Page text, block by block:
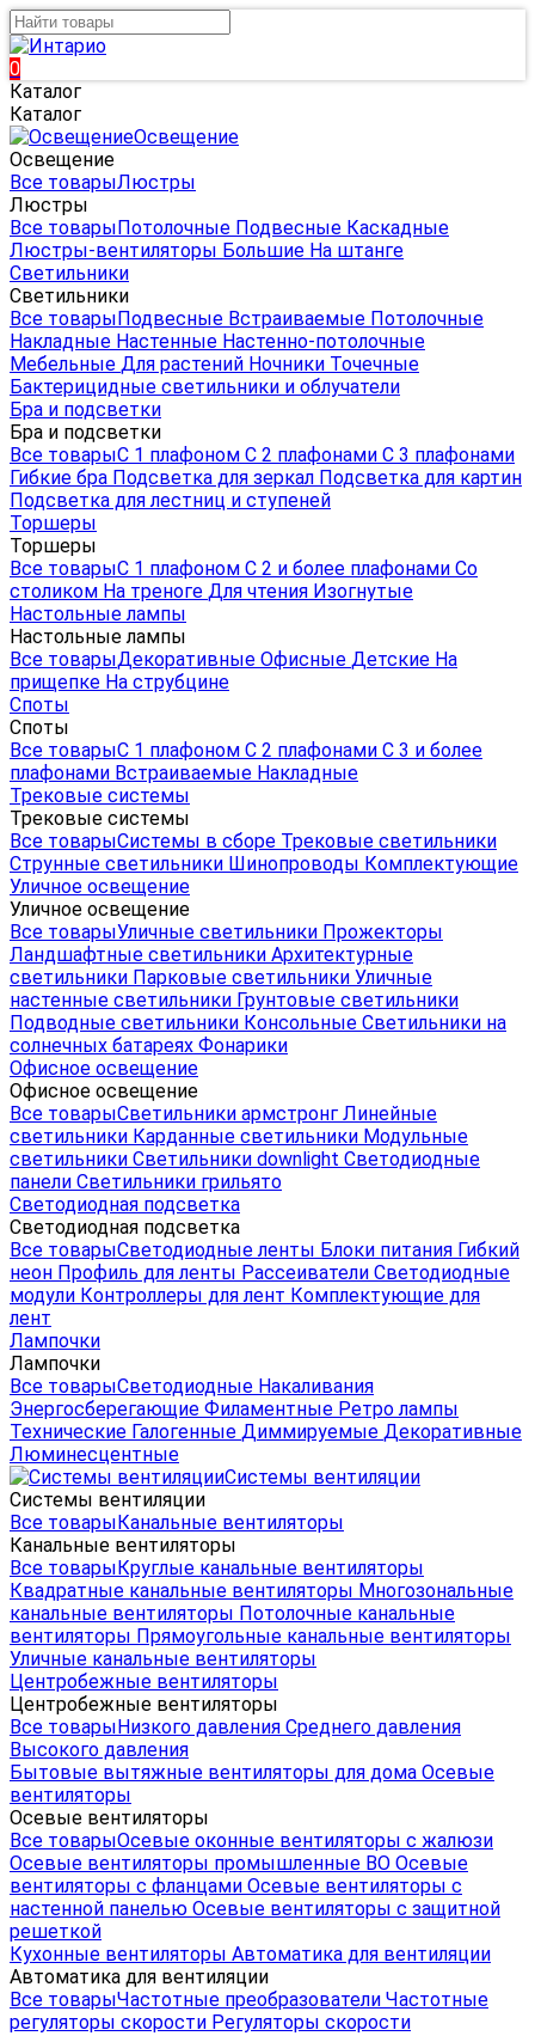
0
Каталог
Каталог
Освещение
Освещение
Все товарыЛюстры
Люстры
Все товарыПотолочные Подвесные Каскадные
Люстры-вентиляторы Большие На штанге
Светильники
Светильники
Все товарыПодвесные Встраиваемые Потолочные
Накладные Настенные Настенно-потолочные
Мебельные Для растений Ночники Точечные
Бактерицидные светильники и облучатели
Бра и подсветки
Бра и подсветки
Все товарыС 1 плафоном С 2 плафонами С 3 плафонами
Гибкие бра Подсветка для зеркал Подсветка для картин
Подсветка для лестниц и ступеней
Торшеры
Торшеры
Все товарыС 1 плафоном С 2 и более плафонами Со
столиком На треноге Для чтения Изогнутые
Настольные лампы
Настольные лампы
Все товарыДекоративные Офисные Детские На
прищепке На струбцине
Споты
Споты
Все товарыС 1 плафоном С 2 плафонами С 3 и более
плафонами Встраиваемые Накладные
Трековые системы
Трековые системы
Все товарыСистемы в сборе Трековые светильники
Струнные светильники Шинопроводы Комплектующие
Уличное освещение
Уличное освещение
Все товарыУличные светильники Прожекторы
Ландшафтные светильники Архитектурные
светильники Парковые светильники Уличные
настенные светильники Грунтовые светильники
Подводные светильники Консольные Светильники на
солнечных батареях Фонарики
Офисное освещение
Офисное освещение
Все товарыСветильники армстронг Линейные
светильники Карданные светильники Модульные
светильники Светильники downlight Светодиодные
панели Светильники грильято
Светодиодная подсветка
Светодиодная подсветка
Все товарыСветодиодные ленты Блоки питания Гибкий
неон Профиль для ленты Рассеиватели Светодиодные
модули Контроллеры для лент Комплектующие для
лент
Лампочки
Лампочки
Все товарыСветодиодные Накаливания
Энергосберегающие Филаментные Ретро лампы
Технические Галогенные Диммируемые Декоративные
Люминесцентные
Системы вентиляции
Системы вентиляции
Все товарыКанальные вентиляторы
Канальные вентиляторы
Все товарыКруглые канальные вентиляторы
Квадратные канальные вентиляторы Многозональные
канальные вентиляторы Потолочные канальные
вентиляторы Прямоугольные канальные вентиляторы
Уличные канальные вентиляторы
Центробежные вентиляторы
Центробежные вентиляторы
Все товарыНизкого давления Среднего давления
Высокого давления
Бытовые вытяжные вентиляторы для дома Осевые
вентиляторы
Осевые вентиляторы
Все товарыОсевые оконные вентиляторы с жалюзи
Осевые вентиляторы промышленные ВО Осевые
вентиляторы с фланцами Осевые вентиляторы с
настенной панелью Осевые вентиляторы с защитной
решеткой
Кухонные вентиляторы Автоматика для вентиляции
Автоматика для вентиляции
Все товарыЧастотные преобразователи Частотные
регуляторы скорости Регуляторы скорости